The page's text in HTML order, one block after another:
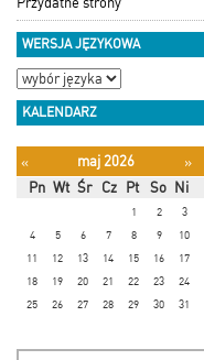
WERSJA JĘZYKOWA
KALENDARZ
« maj 2026
»
Pn Wt Śr Cz Pt So Ni
1 2
3
4
5 6 7 8 9
10
11
12 13 14 15 16
17
18
19 20 21 22 23
24
25
26 27 28 29 30 31